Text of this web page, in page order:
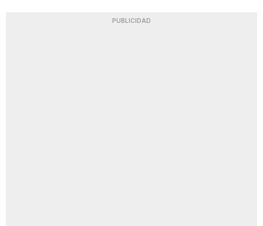
PUBLICIDAD